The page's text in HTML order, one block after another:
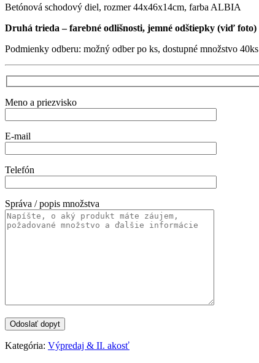
Betónová schodový diel, rozmer 44x46x14cm, farba ALBIA
Druhá trieda – farebné odlišnosti, jemné odštiepky (viď foto)
Podmienky odberu: možný odber po ks, dostupné množstvo 40ks
Meno a priezvisko
E-mail
Telefón
Správa / popis množstva
Kategória: Výpredaj & II. akosť